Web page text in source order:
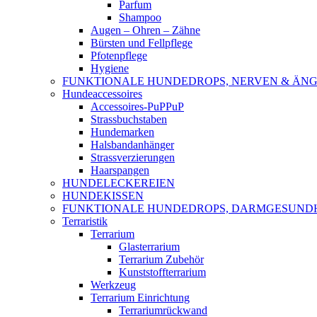
Parfum
Shampoo
Augen – Ohren – Zähne
Bürsten und Fellpflege
Pfotenpflege
Hygiene
FUNKTIONALE HUNDEDROPS, NERVEN &
Hundeaccessoires
Accessoires-PuPPuP
Strassbuchstaben
Hundemarken
Halsbandanhänger
Strassverzierungen
Haarspangen
HUNDELECKEREIEN
HUNDEKISSEN
FUNKTIONALE HUNDEDROPS,
Terraristik
Terrarium
Glasterrarium
Terrarium Zubehör
Kunststoffterrarium
Werkzeug
Terrarium Einrichtung
Terrariumrückwand